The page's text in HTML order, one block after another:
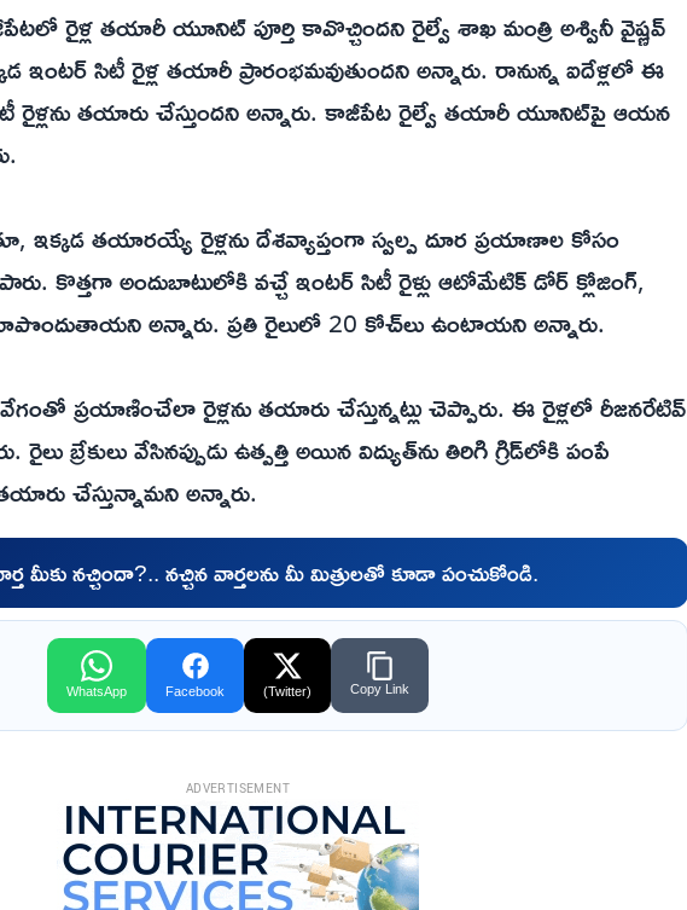
రైళ్ల తయారీ యూనిట్ పూర్తి కావొచ్చిందని రైల్వే శాఖ మంత్రి అశ్వినీ వైష్ణవ్
ఇంటర్ సిటీ రైళ్ల తయారీ ప్రారంభమవుతుందని అన్నారు. రానున్న ఐదేళ్లలో ఈ
తయారు చేస్తుందని అన్నారు. కాజీపేట రైల్వే తయారీ యూనిట్‌పై ఆయన
ఇక్కడ తయారయ్యే రైళ్లను దేశవ్యాప్తంగా స్వల్ప దూర ప్రయాణాల కోసం
కొత్తగా అందుబాటులోకి వచ్చే ఇంటర్ సిటీ రైళ్లు ఆటోమేటిక్ డోర్ క్లోజింగ్,
అన్నారు. ప్రతి రైలులో 20 కోచ్‌లు ఉంటాయని అన్నారు.
ప్రయాణించేలా రైళ్లను తయారు చేస్తున్నట్లు చెప్పారు. ఈ రైళ్లలో రీజనరేటివ్
రైలు బ్రేకులు వేసినప్పుడు ఉత్పత్తి అయిన విద్యుత్‌ను తిరిగి గ్రిడ్‌లోకి పంపే
చేస్తున్నామని అన్నారు.
మీకు నచ్చిందా?.. నచ్చిన వార్తలను మీ మిత్రులతో కూడా పంచుకోండి.
WhatsApp Facebook (Twitter) Copy Link
ADVERTISEMENT